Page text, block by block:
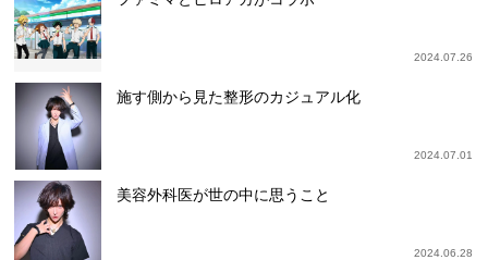
2024.07.26
施す側から見た整形のカジュアル化
2024.07.01
美容外科医が世の中に思うこと
2024.06.28